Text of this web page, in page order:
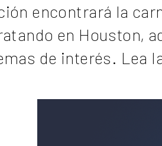
encontrará la
en Houston,
de interés. Lea